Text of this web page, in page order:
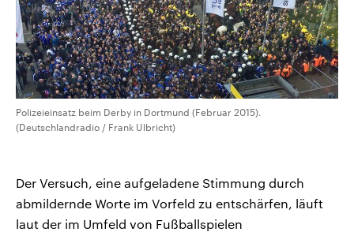
Polizeieinsatz beim Derby in Dortmund (Februar 2015).
(Deutschlandradio / Frank Ulbricht)
Der Versuch, eine aufgeladene Stimmung durch
abmildernde Worte im Vorfeld zu entschärfen, läuft
laut der im Umfeld von Fußballspielen